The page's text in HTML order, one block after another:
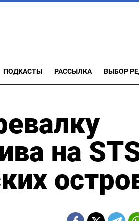
ПОДКАСТЫ РАССЫЛКА ВЫБОР
на